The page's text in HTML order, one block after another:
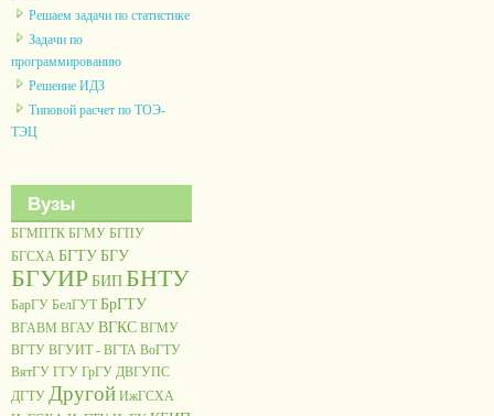
Решаем задачи по статистике
Задачи по
программированию
Решение ИДЗ
Типовой расчет по ТОЭ-
ТЭЦ
Вузы
БГМПТК БГМУ БГПУ
БГСХА БГТУБГУ
БГУИРБИПБНТУ
БарГУ БелГУТ БрГТУ
ВГАВМ ВГАУ ВГКС ВГМУ
ВГТУ ВГУИТ - ВГТА ВоГТУ
ВятГУ ГГУ ГрГУ ДВГУПС
ДГТУ Другой ИжГСХА